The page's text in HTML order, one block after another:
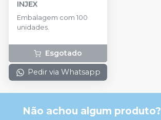
INJEX
Embalagem com 100
unidades.
Esgotado
Pedir via Whatsapp
Não achou algum produto?